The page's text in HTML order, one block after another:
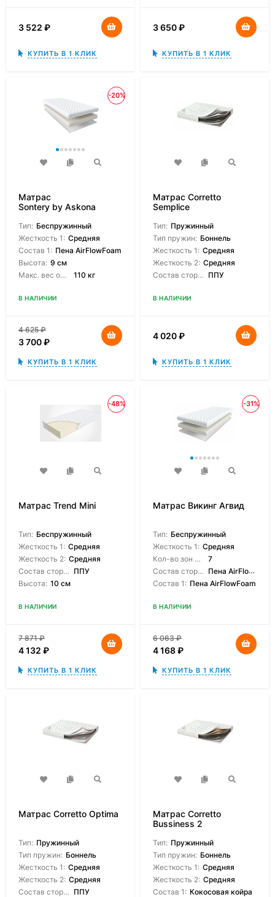
3 522 ₽
КУПИТЬ В 1 КЛИК
3 650₽
КУПИТЬ В 1 КЛИК
-20%
Матрас
Sontery by Askona
Тип: Беспружинный
Жесткость 1: Средняя
Состав 1: Пена AirFlowFoam
Высота: 9 см
Макс. вес одного спящего:
110 кг
В НАЛИЧИИ
4 625₽
3 700₽
КУПИТЬ В 1 КЛИК
Матрас Corretto
Semplice
Тип: Пружинный
Тип пружин: Боннель
Жесткость 1: Средняя
Жесткость 2: Средняя
Состав сторон: ППУ
В НАЛИЧИИ
4 020₽
КУПИТЬ В 1 КЛИК
-48%
Матрас Trend Mini
Тип: Беспружинный
Жесткость 1: Средняя
Жесткость 2: Средняя
Состав сторон: ППУ
Высота: 10 см
В НАЛИЧИИ
7 871₽
4 132 ₽
КУПИТЬ В 1 КЛИК
-31%
Матрас Викинг Агвид
Тип: Беспружинный
Жесткость 1: Средняя
Кол-во зон жесткости:
7
Состав сторон: Пена AirFlowFoam
Состав 1: Пена AirFlowFoam
В НАЛИЧИИ
6 063₽
4 168₽
КУПИТЬ В 1 КЛИК
Матрас Corretto Optima
Тип: Пружинный
Тип пружин: Боннель
Жесткость 1: Средняя
Жесткость 2: Средняя
Состав сторон: ППУ
Матрас Corretto
Bussiness 2
Тип: Пружинный
Тип пружин: Боннель
Жесткость 1: Средняя
Жесткость 2: Средняя
Состав 1: Кокосовая койра